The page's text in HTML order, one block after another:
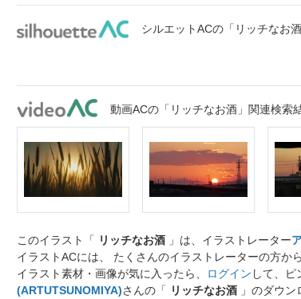
シルエットACの「リッチなお
動画ACの「リッチなお酒」関連検索
このイラスト「 リッチなお酒 」は、イラストレーター
イラストACには、 たくさんのイラストレーターの方
イラスト素材・画像が気に入ったら、
ログイン して、ピ
(ARTUTSUNOMIYA)さんの「 リッチなお酒 」のダウン